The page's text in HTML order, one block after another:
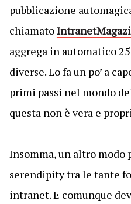
pubblicazione
chiamato
aggrega in automatico
diverse. Lo fa un po’ a
primi passi nel mondo
questa non è vera e
Insomma, un altro modo
serendipity tra le tante
intranet. E comunque